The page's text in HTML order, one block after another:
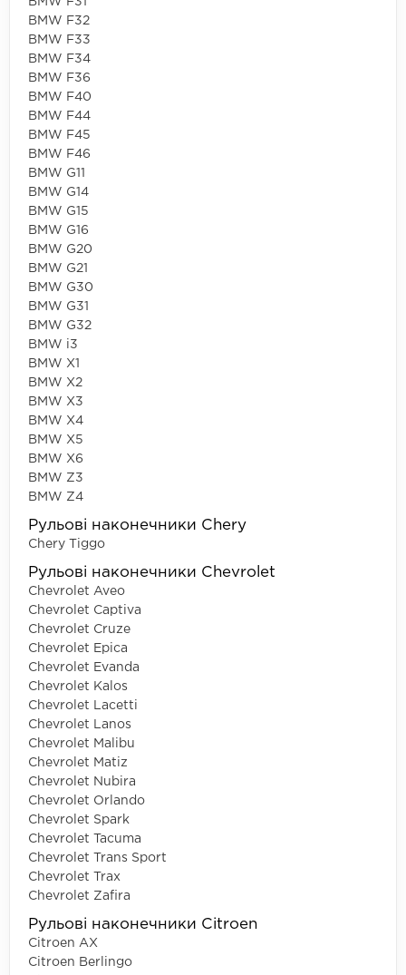
BMW F32
BMW F33
BMW F34
BMW F36
BMW F40
BMW F44
BMW F45
BMW F46
BMW G11
BMW G14
BMW G15
BMW G16
BMW G20
BMW G21
BMW G30
BMW G31
BMW G32
BMW i3
BMW X1
BMW X2
BMW X3
BMW X4
BMW X5
BMW X6
BMW Z3
BMW Z4
Рульові наконечники Chery
Chery Tiggo
Рульові наконечники Chevrolet
Chevrolet Aveo
Chevrolet Captiva
Chevrolet Cruze
Chevrolet Epica
Chevrolet Evanda
Chevrolet Kalos
Chevrolet Lacetti
Chevrolet Lanos
Chevrolet Malibu
Chevrolet Matiz
Chevrolet Nubira
Chevrolet Orlando
Chevrolet Spark
Chevrolet Tacuma
Chevrolet Trans Sport
Chevrolet Trax
Chevrolet Zafira
Рульові наконечники Citroen
Citroen AX
Citroen Berlingo